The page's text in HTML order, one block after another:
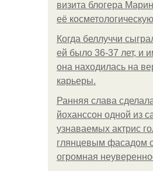
визита блогера
её
Когда беллуччи
ей было 36-37 лет, и
она находилась на
карьеры.
Ранняя слава
йоханссон одной из
узнаваемых актрис
глянцевым фасадом
огромная